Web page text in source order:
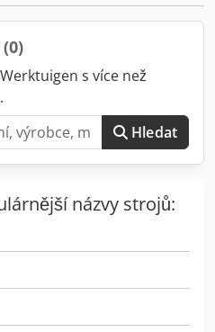
(0)
s více než
Hledat
názvy strojů: